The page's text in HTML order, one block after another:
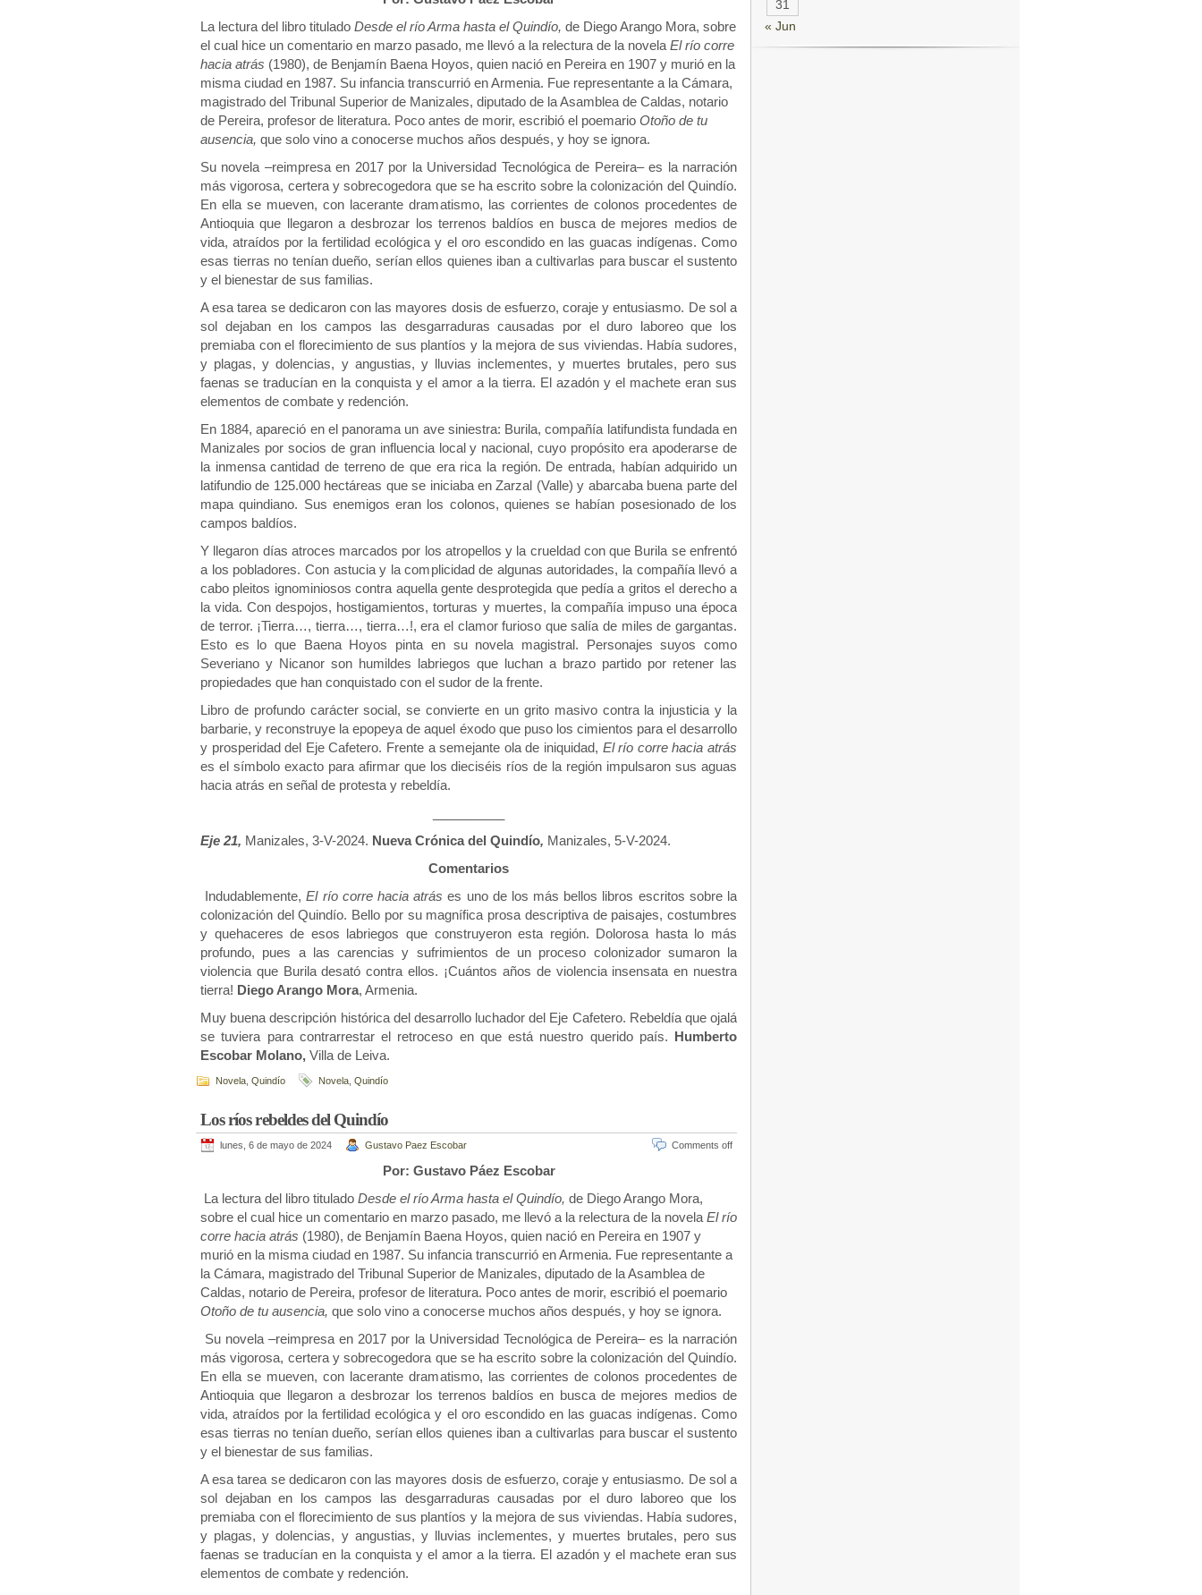
La lectura del libro titulado Desde el río Arma hasta el Quindío, de Diego Arango Mora, sobre
el cual hice un comentario en marzo pasado, me llevó a la relectura de la novela El río corre
hacia atrás (1980), de Benjamín Baena Hoyos, quien nació en Pereira en 1907 y murió en la
misma ciudad en 1987. Su infancia transcurrió en Armenia. Fue representante a la Cámara,
magistrado del Tribunal Superior de Manizales, diputado de la Asamblea de Caldas, notario
de Pereira, profesor de literatura. Poco antes de morir, escribió el poemario Otoño de tu
ausencia, que solo vino a conocerse muchos años después, y hoy se ignora.
Su novela –reimpresa en 2017 por la Universidad Tecnológica de Pereira– es la narración
más vigorosa, certera y sobrecogedora que se ha escrito sobre la colonización del Quindío.
En ella se mueven, con lacerante dramatismo, las corrientes de colonos procedentes de
Antioquia que llegaron a desbrozar los terrenos baldíos en busca de mejores medios de
vida, atraídos por la fertilidad ecológica y el oro escondido en las guacas indígenas. Como
esas tierras no tenían dueño, serían ellos quienes iban a cultivarlas para buscar el sustento
y el bienestar de sus familias.
A esa tarea se dedicaron con las mayores dosis de esfuerzo, coraje y entusiasmo. De sol a
sol dejaban en los campos las desgarraduras causadas por el duro laboreo que los
premiaba con el florecimiento de sus plantíos y la mejora de sus viviendas. Había sudores,
y plagas, y dolencias, y angustias, y lluvias inclementes, y muertes brutales, pero sus
faenas se traducían en la conquista y el amor a la tierra. El azadón y el machete eran sus
elementos de combate y redención.
En 1884, apareció en el panorama un ave siniestra: Burila, compañía latifundista fundada en
Manizales por socios de gran influencia local y nacional, cuyo propósito era apoderarse de
la inmensa cantidad de terreno de que era rica la región. De entrada, habían adquirido un
latifundio de 125.000 hectáreas que se iniciaba en Zarzal (Valle) y abarcaba buena parte del
mapa quindiano. Sus enemigos eran los colonos, quienes se habían posesionado de los
campos baldíos.
Y llegaron días atroces marcados por los atropellos y la crueldad con que Burila se enfrentó
a los pobladores. Con astucia y la complicidad de algunas autoridades, la compañía llevó a
cabo pleitos ignominiosos contra aquella gente desprotegida que pedía a gritos el derecho a
la vida. Con despojos, hostigamientos, torturas y muertes, la compañía impuso una época
de terror. ¡Tierra…, tierra…, tierra…!, era el clamor furioso que salía de miles de gargantas.
Esto es lo que Baena Hoyos pinta en su novela magistral. Personajes suyos como
Severiano y Nicanor son humildes labriegos que luchan a brazo partido por retener las
propiedades que han conquistado con el sudor de la frente.
Libro de profundo carácter social, se convierte en un grito masivo contra la injusticia y la
barbarie, y reconstruye la epopeya de aquel éxodo que puso los cimientos para el desarrollo
y prosperidad del Eje Cafetero. Frente a semejante ola de iniquidad, El río corre hacia atrás
es el símbolo exacto para afirmar que los dieciséis ríos de la región impulsaron sus aguas
hacia atrás en señal de protesta y rebeldía.
Eje 21, Manizales, 3-V-2024. Nueva Crónica del Quindío, Manizales, 5-V-2024.
Comentarios
Indudablemente,El río corre hacia atrás es uno de los más bellos libros escritos sobre la
colonización del Quindío. Bello por su magnífica prosa descriptiva de paisajes, costumbres
y quehaceres de esos labriegos que construyeron esta región. Dolorosa hasta lo más
profundo, pues a las carencias y sufrimientos de un proceso colonizador sumaron la
violencia que Burila desató contra ellos. ¡Cuántos años de violencia insensata en nuestra
tierra! Diego Arango Mora, Armenia.
Muy buena descripción histórica del desarrollo luchador del Eje Cafetero. Rebeldía que ojalá
se tuviera para contrarrestar el retroceso en que está nuestro querido país. Humberto
Escobar Molano, Villa de Leiva.
Novela Quindío Novela Quindío
Los ríos rebeldes del Quindío
lunes, 6 de mayo de 2024 Gustavo Paez Escobar Comments off
Por: Gustavo Páez Escobar
La lectura del libro titulado Desde el río Arma hasta el Quindío, de Diego Arango Mora,
sobre el cual hice un comentario en marzo pasado, me llevó a la relectura de la novela El río
corre hacia atrás (1980), de Benjamín Baena Hoyos, quien nació en Pereira en 1907 y
murió en la misma ciudad en 1987. Su infancia transcurrió en Armenia. Fue representante a
la Cámara, magistrado del Tribunal Superior de Manizales, diputado de la Asamblea de
Caldas, notario de Pereira, profesor de literatura. Poco antes de morir, escribió el poemario
Otoño de tu ausencia, que solo vino a conocerse muchos años después, y hoy se ignora.
Su novela –reimpresa en 2017 por la Universidad Tecnológica de Pereira– es la narración
más vigorosa, certera y sobrecogedora que se ha escrito sobre la colonización del Quindío.
En ella se mueven, con lacerante dramatismo, las corrientes de colonos procedentes de
Antioquia que llegaron a desbrozar los terrenos baldíos en busca de mejores medios de
vida, atraídos por la fertilidad ecológica y el oro escondido en las guacas indígenas. Como
esas tierras no tenían dueño, serían ellos quienes iban a cultivarlas para buscar el sustento
y el bienestar de sus familias.
A esa tarea se dedicaron con las mayores dosis de esfuerzo, coraje y entusiasmo. De sol a
sol dejaban en los campos las desgarraduras causadas por el duro laboreo que los
premiaba con el florecimiento de sus plantíos y la mejora de sus viviendas. Había sudores,
y plagas, y dolencias, y angustias, y lluvias inclementes, y muertes brutales, pero sus
faenas se traducían en la conquista y el amor a la tierra. El azadón y el machete eran sus
elementos de combate y redención.
31
« Jun